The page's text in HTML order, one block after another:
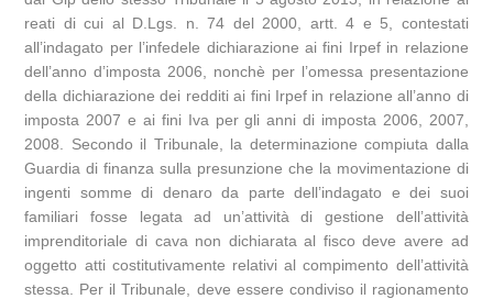
reati di cui al D.Lgs. n. 74 del 2000, artt. 4 e 5, contestati
all’indagato per l’infedele dichiarazione ai fini Irpef in relazione
dell’anno d’imposta 2006, nonchè per l’omessa presentazione
della dichiarazione dei redditi ai fini Irpef in relazione all’anno di
imposta 2007 e ai fini Iva per gli anni di imposta 2006, 2007,
2008. Secondo il Tribunale, la determinazione compiuta dalla
Guardia di finanza sulla presunzione che la movimentazione di
ingenti somme di denaro da parte dell’indagato e dei suoi
familiari fosse legata ad un’attività di gestione dell’attività
imprenditoriale di cava non dichiarata al fisco deve avere ad
oggetto atti costitutivamente relativi al compimento dell’attività
stessa. Per il Tribunale, deve essere condiviso il ragionamento